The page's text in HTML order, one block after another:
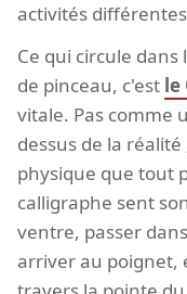
activités
Ce qui circule
de pinceau, c'est le
vitale. Pas comme
dessus de la
physique que tout
calligraphe sent
ventre, passer
arriver au poignet,